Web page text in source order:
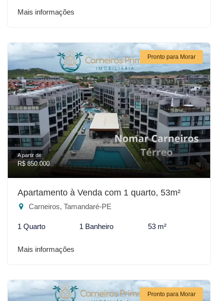
Mais informações
Pronto para Morar
A partir de:
R$ 850.000
Apartamento à Venda com 1 quarto, 53m²
Carneiros, Tamandaré-PE
1 Quarto 1 Banheiro 53 m²
Mais informações
Pronto para Morar